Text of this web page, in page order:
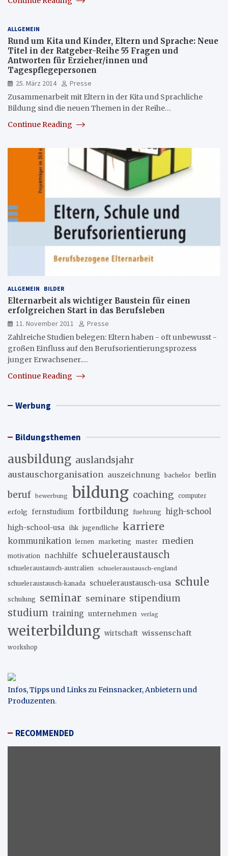
ALLGEMEIN
Rund um Kita und Kinder, Eltern und Sprache: Neue
Titel in der Ratgeber-Reihe 55 Fragen und
Antworten für Erzieher/innen und
Tagespflegepersonen
25. März 2014
Presse
Zusammenarbeit mit Eltern in der Kita und Sprachliche
Bildung sind die neuen Themen in der Reihe…
Continue Reading
ALLGEMEIN BILDER
Elternarbeit als wichtiger Baustein für einen
erfolgreichen Start in das Berufsleben
11. November 2011
Presse
Zahlreiche Studien belegen: Eltern haben - oft unbewusst -
großen Einfluss auf den Berufsorientierungsprozess
junger Erwachsener.…
Continue Reading
Werbung
Bildungsthemen
ausbildung auslandsjahr
austauschorganisation auszeichnung bachelor berlin
beruf bewerbung bildung coaching computer
erfolg fernstudium fortbildung fuehrung high-school
high-school-usa ihk jugendliche karriere
kommunikation lernen marketing master medien
motivation nachhilfe schueleraustausch
schueleraustausch-australien schueleraustausch-england
schueleraustausch-kanada schueleraustausch-usa schule
schulung seminar seminare stipendium
studium training unternehmen verlag
weiterbildung wirtschaft wissenschaft
workshop
Infos, Tipps und Links zu Feinsnacker, Anbietern und
Produzenten.
RECOMMENDED